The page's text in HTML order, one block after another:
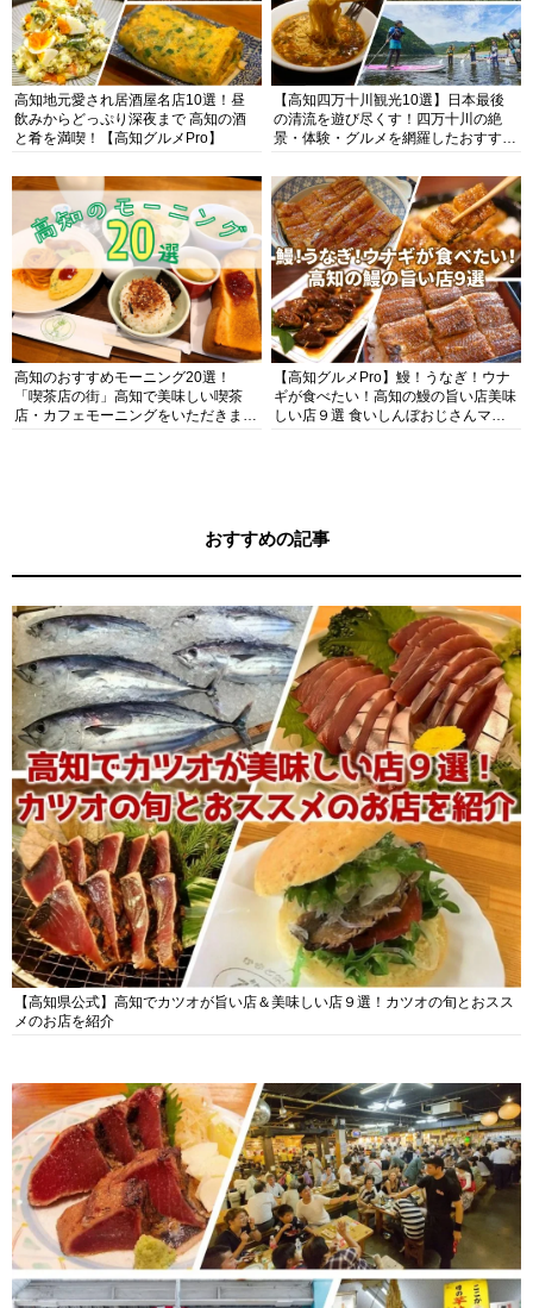
高知地元愛され居酒屋名店10選！昼
飲みからどっぷり深夜まで 高知の酒
と肴を満喫！【高知グルメPro】
【高知四万十川観光10選】日本最後
の清流を遊び尽くす！四万十川の絶
景・体験・グルメを網羅したおすすめ
高知のおすすめモーニング20選！
「喫茶店の街」高知で美味しい喫茶
店・カフェモーニングをいただきま
【高知グルメPro】鰻！うなぎ！ウナ
ギが食べたい！高知の鰻の旨い店美味
しい店９選 食いしんぼおじさんマッ
おすすめの記事
【高知県公式】高知でカツオが旨い店＆美味しい店９選！カツオの旬とおスス
メのお店を紹介